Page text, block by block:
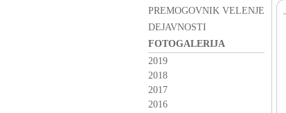
PREMOGOVNIK VELENJE
DEJAVNOSTI
FOTOGALERIJA
2019
2018
2017
2016